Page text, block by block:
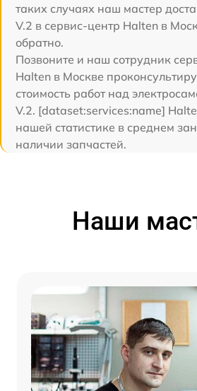
таких случаях наш мастер
V.2 в сервис-центр Halten в
обратно.
Позвоните и наш сотрудник
Halten в Москве
стоимость работ над
V.2. [dataset:services:name]
нашей статистике в среднем
наличии запчастей.
Наши